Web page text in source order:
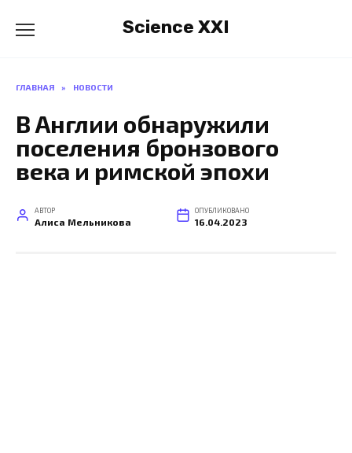
содержанию
Science XXI
ГЛАВНАЯ » НОВОСТИ
В Англии обнаружили
поселения бронзового
века и римской эпохи
АВТОР
Алиса Мельникова
ОПУБЛИКОВАНО
16.04.2023